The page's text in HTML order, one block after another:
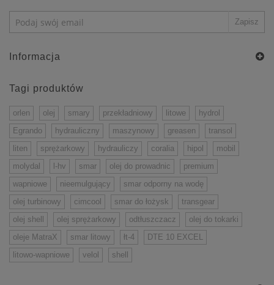
Informacja
Tagi produktów
orlen olej smary przekładniowy litowe
hydrol
Egrando
hydrauliczny maszynowy greasen
transol
liten
sprężarkowy hydrauliczy coralia hipol
mobil
molydal
l-hv smar olej do prowadnic
premium
wapniowe
nieemulgujący
smar odporny na wodę
olej turbinowy
cimcool smar do łożysk
transgear
olej shell
olej sprężarkowy odtłuszczacz
olej do tokarki
oleje MatraX
smar litowy łt-4
DTE 10 EXCEL
litowo-wapniowe
velol shell